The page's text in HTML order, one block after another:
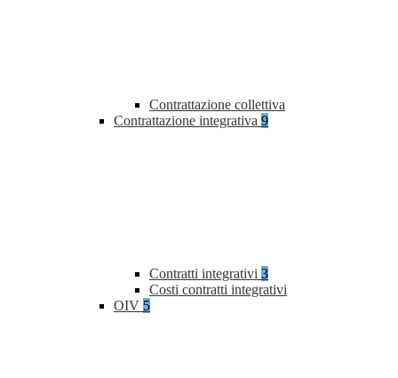
Contrattazione collettiva
Contrattazione integrativa 9
Contratti integrativi 3
Costi contratti integrativi
OIV 5